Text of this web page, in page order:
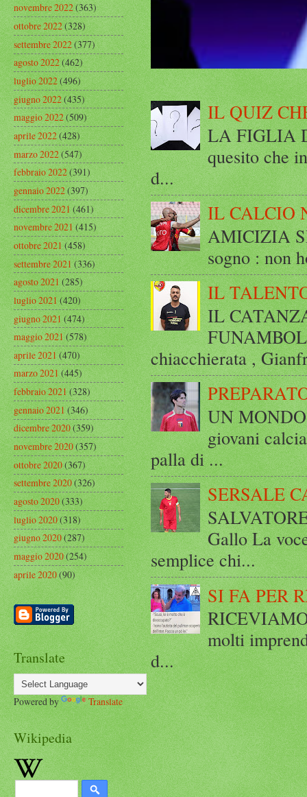
IL QUIZ
LA FIGLIA
quesito che
d...
IL CALCIO
AMICIZIA
sogno : non
IL
IL
chiacchierata ,
UN
giovani
palla di ...
SERSALE
Gallo La
semplice chi...
SI FA PER
molti
d...
novembre 2022(363)
ottobre 2022(328)
settembre 2022(377)
agosto 2022(462)
luglio 2022(496)
giugno 2022(435)
maggio 2022(509)
aprile 2022(428)
marzo 2022(547)
febbraio 2022(391)
gennaio 2022(397)
dicembre 2021(461)
novembre 2021(415)
ottobre 2021(458)
settembre 2021(336)
agosto 2021(285)
luglio 2021(420)
giugno 2021(474)
maggio 2021(578)
aprile 2021(470)
marzo 2021(445)
febbraio 2021(328)
gennaio 2021(346)
dicembre 2020(359)
novembre 2020(357)
ottobre 2020(367)
settembre 2020(326)
agosto 2020(333)
luglio 2020(318)
giugno 2020(287)
maggio 2020(254)
aprile 2020(90)
Translate
Powered by Translate
Wikipedia